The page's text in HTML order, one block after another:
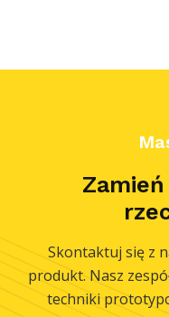
Skontaktuj się z
produkt. Nasz
techniki